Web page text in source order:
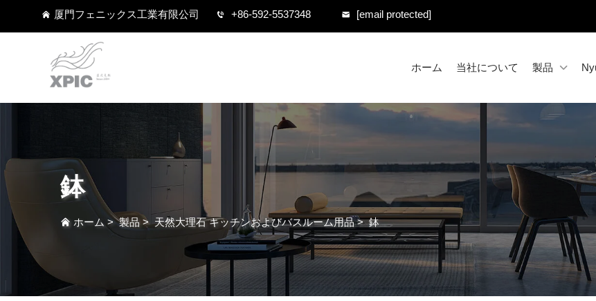
厦門フェニックス工業有限公司 +86-592-5537348 [email protected]
ホーム 当社について 製品
鉢
ホーム >製品 >天然大理石 キッチンおよびバスルーム用品>鉢